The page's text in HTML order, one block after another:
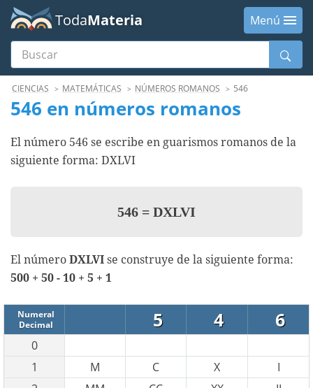
TodaMateria
Menú
Buscar
MenúCIENCIAS MATEMÁTICAS NÚMEROS ROMANOS 546
546 en números romanos
El número 546 se escribe en guarismos romanos de la
siguiente forma: DXLVI
546 = DXLVI
El número DXLVI se construye de la siguiente forma:
500 + 50 - 10 + 5 + 1
Numeral
Decimal
5 4 6
0
1
M C X
I